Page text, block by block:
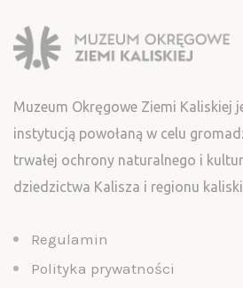
Muzeum Okręgowe Ziemi Kaliskiej
instytucją powołaną w celu
trwałej ochrony naturalnego i
dziedzictwa Kalisza i regionu
Regulamin
Polityka prywatności